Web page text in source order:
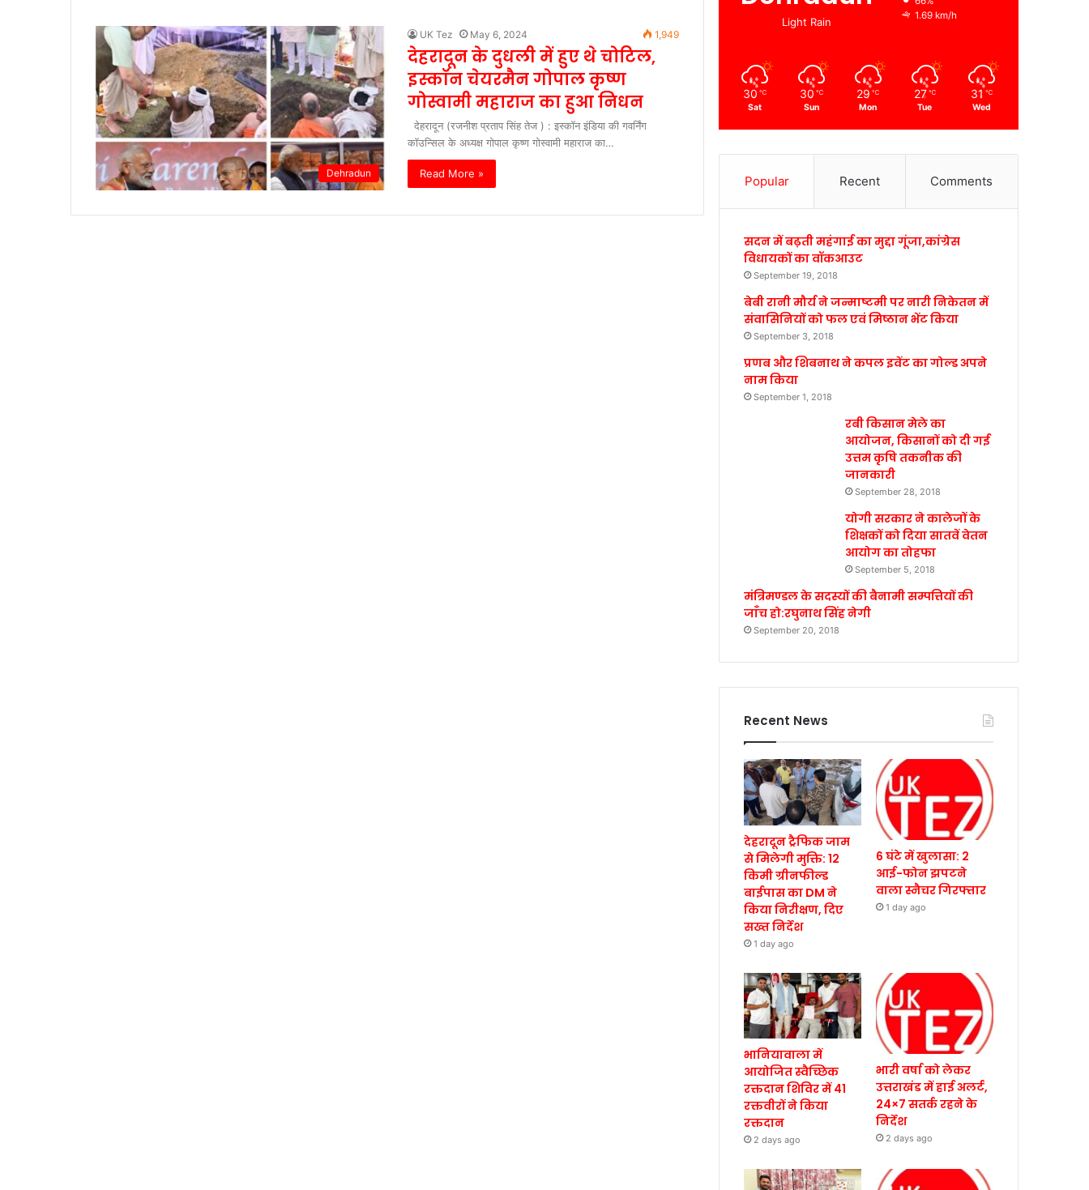
Dehradun
UK Tez May 6, 2024 1,949
देहरादून के दुधली में हुए थे चोटिल,
इस्कॉन चेयरमैन गोपाल कृष्ण
गोस्वामी महाराज का हुआ निधन
देहरादून (रजनीश प्रताप सिंह तेज ) : इस्कॉन इंडिया की गवर्निंग
कॉउन्सिल के अध्यक्ष गोपाल कृष्ण गोस्वामी महाराज का…
Read More »
Light Rain
1.69 km/h
30 ℃
Sat
30 ℃
Sun
29 ℃
Mon
27 ℃
Tue
31 ℃
Wed
Popular Recent Comments
सदन में बढ़ती महंगाई का मुद्दा गूंजा,कांग्रेस
विधायकों का वॉकआउट
September 19, 2018
बेबी रानी मौर्य ने जन्माष्टमी पर नारी निकेतन में
संवासिनियों को फल एवं मिष्ठान भेंट किया
September 3, 2018
प्रणब और शिबनाथ ने कपल इवेंट का गोल्ड अपने
नाम किया
September 1, 2018
रबी किसान मेले का
आयोजन, किसानों को दी गई
उत्तम कृषि तकनीक की
जानकारी
September 28, 2018
योगी सरकार ने कालेजों के
शिक्षकों को दिया सातवें वेतन
आयोग का तोहफा
September 5, 2018
मंत्रिमण्डल के सदस्यों की बैनामी सम्पत्तियों की
जाँच हो:रघुनाथ सिंह नेगी
September 20, 2018
Recent News
देहरादून ट्रैफिक जाम
से मिलेगी मुक्ति: 12
किमी ग्रीनफील्ड
बाईपास का DM ने
किया निरीक्षण, दिए
सख्त निर्देश
1 day ago
6 घंटे में खुलासा: 2
आई-फोन झपटने
वाला स्नैचर गिरफ्तार
1 day ago
भानियावाला में
आयोजित स्वैच्छिक
रक्तदान शिविर में 41
रक्तवीरों ने किया
रक्तदान
2 days ago
भारी वर्षा को लेकर
उत्तराखंड में हाई अलर्ट,
24×7 सतर्क रहने के
निर्देश
2 days ago